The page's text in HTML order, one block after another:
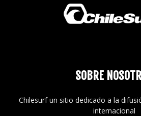
SOBRE
Chilesurf un sitio dedicado a la
internacional